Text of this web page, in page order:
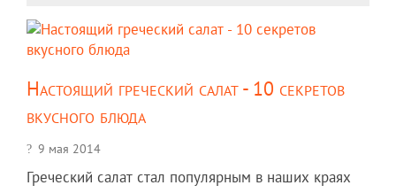
Настоящий греческий салат - 10 секретов
вкусного блюда
9 мая 2014
Греческий салат стал популярным в наших краях